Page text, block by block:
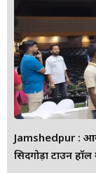
Jamshedpur :
सिदगोड़ा टाउन हॉल